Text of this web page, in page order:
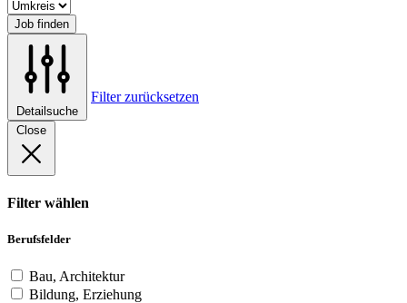
Job finden
Detailsuche
Filter zurücksetzen
Close
Filter wählen
Berufsfelder
Bau, Architektur
Bildung, Erziehung